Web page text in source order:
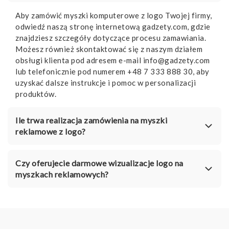
Aby zamówić myszki komputerowe z logo Twojej firmy,
odwiedź naszą stronę internetową gadzety.com, gdzie
znajdziesz szczegóły dotyczące procesu zamawiania.
Możesz również skontaktować się z naszym działem
obsługi klienta pod adresem e-mail info@gadzety.com
lub telefonicznie pod numerem +48 7 333 888 30, aby
uzyskać dalsze instrukcje i pomoc w personalizacji
produktów.
Ile trwa realizacja zamówienia na myszki
reklamowe z logo?
Czy oferujecie darmowe wizualizacje logo na
myszkach reklamowych?